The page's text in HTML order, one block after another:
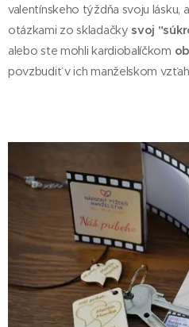
valentínskeho týždňa svoju lásku,
otázkami zo skladačky svoj
alebo ste mohli kardiobalíčkom
povzbudiť v ich manželskom